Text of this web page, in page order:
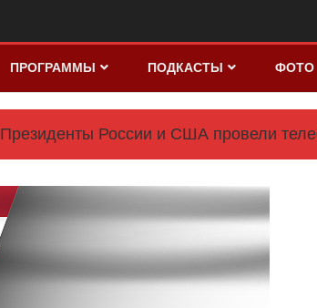
ПРОГРАММЫ ПОДКАСТЫ ФОТО
Президенты России и США провели